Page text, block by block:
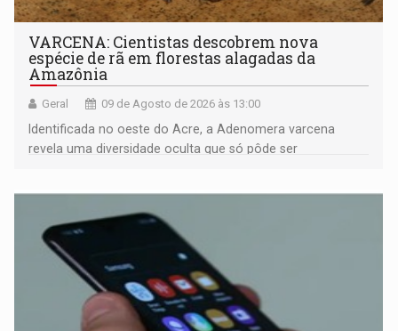
VARCENA: Cientistas descobrem nova
espécie de rã em florestas alagadas da
Amazônia
Geral 09 de Agosto de 2026 às 13:00
Identificada no oeste do Acre, a Adenomera varcena
revela uma diversidade oculta que só pôde ser